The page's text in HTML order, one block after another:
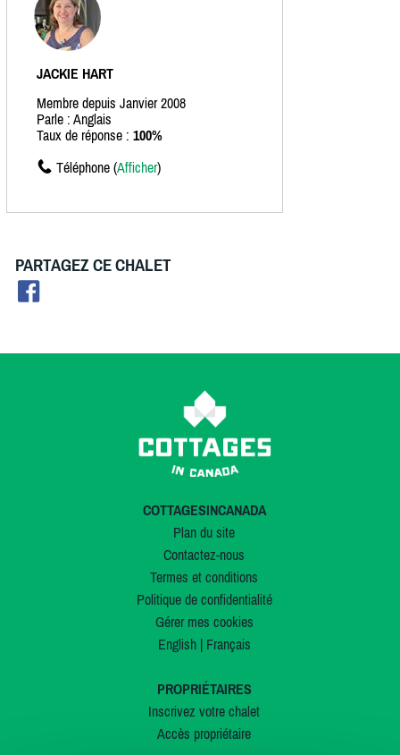
JACKIE HART
Membre depuis Janvier 2008
Parle : Anglais
Taux de réponse : 100%
Téléphone (Afficher)
PARTAGEZ CE CHALET
COTTAGESINCANADA
Plan du site
Contactez-nous
Termes et conditions
Politique de confidentialité
Gérer mes cookies
English| Français
PROPRIÉTAIRES
Inscrivez votre chalet
Accès propriétaire